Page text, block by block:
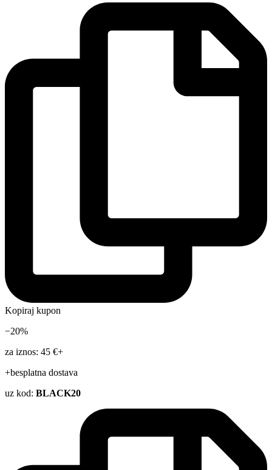
Kopiraj kupon
−20%
za iznos: 45 €+
+besplatna dostava
uz kod: BLACK20